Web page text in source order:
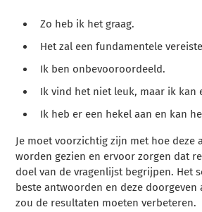
Zo heb ik het graag.
Het zal een fundamentele
Ik ben onbevooroordeeld.
Ik vind het niet leuk, maar ik kan
Ik heb er een hekel aan en kan
Je moet voorzichtig zijn met hoe deze
worden gezien en ervoor zorgen dat
doel van de vragenlijst begrijpen. Het
beste antwoorden en deze doorgeven
zou de resultaten moeten verbeteren.